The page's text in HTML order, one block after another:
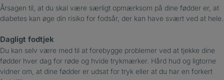
Årsagen til, at du skal være særligt opmærksom på dine fødder er, at
diabetes kan øge din risiko for fodsår, der kan have svært ved at hele.
Dagligt fodtjek
Du kan selv være med til at forebygge problemer ved at tjekke dine
fødder hver dag for røde og hvide trykmærker. Hård hud og ligtorne
vidner om, at dine fødder er udsat for tryk eller at du har en forkert